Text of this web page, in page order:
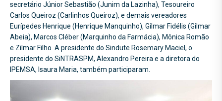
secretário Júnior Sebastião (Junim da Lazinha), Tesoureiro
Carlos Queiroz (Carlinhos Queiroz), e demais vereadores
Eurípedes Henrique (Henrique Manquinho), Gilmar Fidélis (Gilmar
Abeia), Marcos Cléber (Marquinho da Farmácia), Mônica Romão
e Zilmar Filho. A presidente do Sindute Rosemary Maciel, o
presidente do SiNTRASPM, Alexandro Pereira e a diretora do
IPEMSA, Isaura Maria, também participaram.